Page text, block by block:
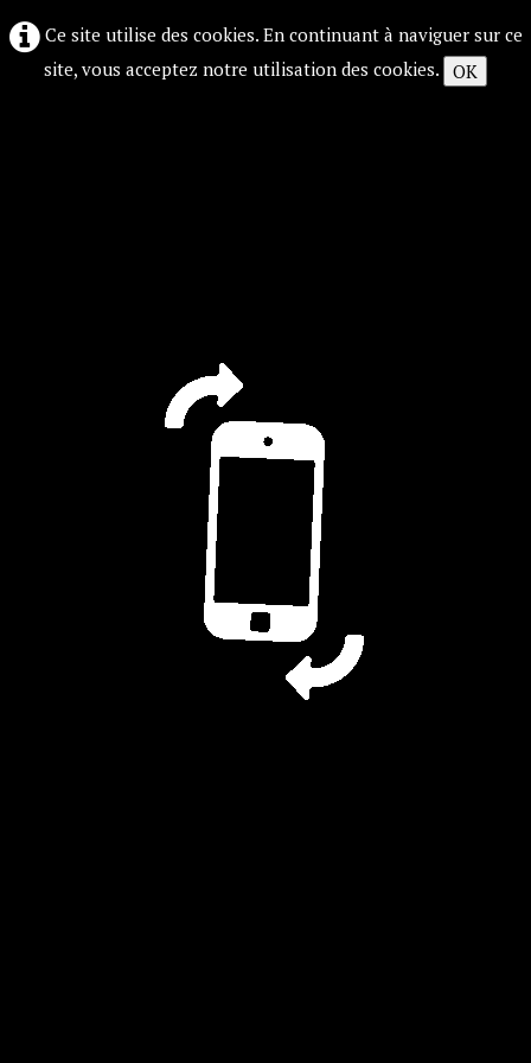
Ce site utilise des cookies. En continuant à naviguer sur ce
site, vous acceptez notre utilisation des cookies. OK